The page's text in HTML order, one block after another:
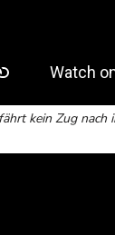
kein Zug nach